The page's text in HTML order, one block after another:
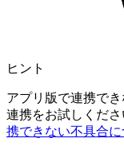
ヒント
アプリ版で連携で
連携をお試しくだ
携できない不具合に